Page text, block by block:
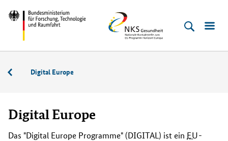
Direkt
zum
Inhalt
(Eingabetaste)
Direkt
zum
Hauptmenu
(Eingabetaste)
Direkt
zur
Suche
(Eingabetaste)
Direkt
zur
Seitenleiste
(Enter)
Direkt
zur
Fußleiste
(Enter)
Bundesministerium
und
NKS
Gesundheit
Weitere
Programme
Digital Europe
Digital Europe
Das "Digital Europe Programme" (DIGITAL ) ist ein EU-